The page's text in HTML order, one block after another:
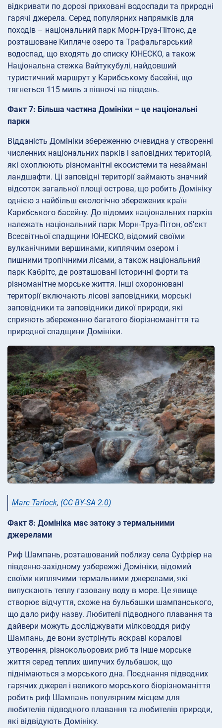
відкривати по дорозі приховані водоспади та природні
гарячі джерела. Серед популярних напрямків для
походів – національний парк Морн-Труа-Пітонс, де
розташоване Кипляче озеро та Трафальгарський
водоспад, що входять до списку ЮНЕСКО, а також
Національна стежка Вайтукубулі, найдовший
туристичний маршрут у Карибському басейні, що
тягнеться 115 миль з півночі на південь.
Факт 7: Більша частина Домініки – це національні
парки
Відданість Домініки збереженню очевидна у створенні
численних національних парків і заповідних територій,
які охоплюють різноманітні екосистеми та незаймані
ландшафти. Ці заповідні території займають значний
відсоток загальної площі острова, що робить Домініку
однією з найбільш екологічно збережених країн
Карибського басейну. До відомих національних парків
належать національний парк Морн-Труа-Пітон, об’єкт
Всесвітньої спадщини ЮНЕСКО, відомий своїми
вулканічними вершинами, киплячим озером і
пишними тропічними лісами, а також національний
парк Кабрітс, де розташовані історичні форти та
різноманітне морське життя. Інші охоронювані
території включають лісові заповідники, морські
заповідники та заповідники дикої природи, які
сприяють збереженню багатого біорізноманіття та
природної спадщини Домініки.
Marc Tarlock, (CC BY-SA 2.0)
Факт 8: Домініка має затоку з термальними
джерелами
Риф Шампань, розташований поблизу села Суфріер на
південно-західному узбережжі Домініки, відомий
своїми киплячими термальними джерелами, які
випускають теплу газовану воду в море. Це явище
створює відчуття, схоже на бульбашки шампанського,
що дало рифу назву. Любителі підводного плавання та
дайвери можуть досліджувати мілководдя рифу
Шампань, де вони зустрінуть яскраві коралові
утворення, різнокольорових риб та інше морське
життя серед теплих шипучих бульбашок, що
піднімаються з морського дна. Поєднання підводних
гарячих джерел і великого морського біорізноманіття
робить риф Шампань популярним місцем для
любителів підводного плавання та любителів природи,
які відвідують Домініку.